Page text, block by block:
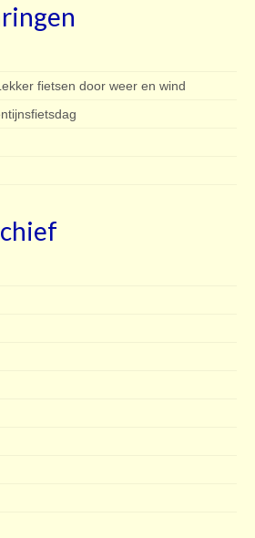
fietsen door weer en wind